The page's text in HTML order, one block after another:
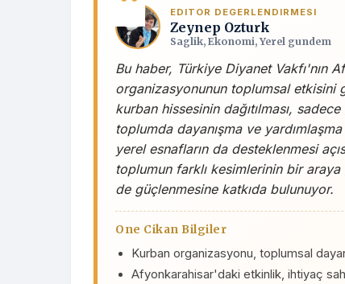
EDITOR DEGERLENDIRMESI
Zeynep Ozturk
Saglik, Ekonomi, Yerel gundem
Bu haber, Türkiye Diyanet Vakfı'nın
organizasyonunun toplumsal etkisini
kurban hissesinin dağıtılması,
toplumda dayanışma ve
yerel esnafların da desteklenmesi
toplumun farklı kesimlerinin bir
de güçlenmesine katkıda bulunuyor.
One Cikan Bilgiler
Kurban organizasyonu, toplumsal
Afyonkarahisar'daki etkinlik, ihtiyaç